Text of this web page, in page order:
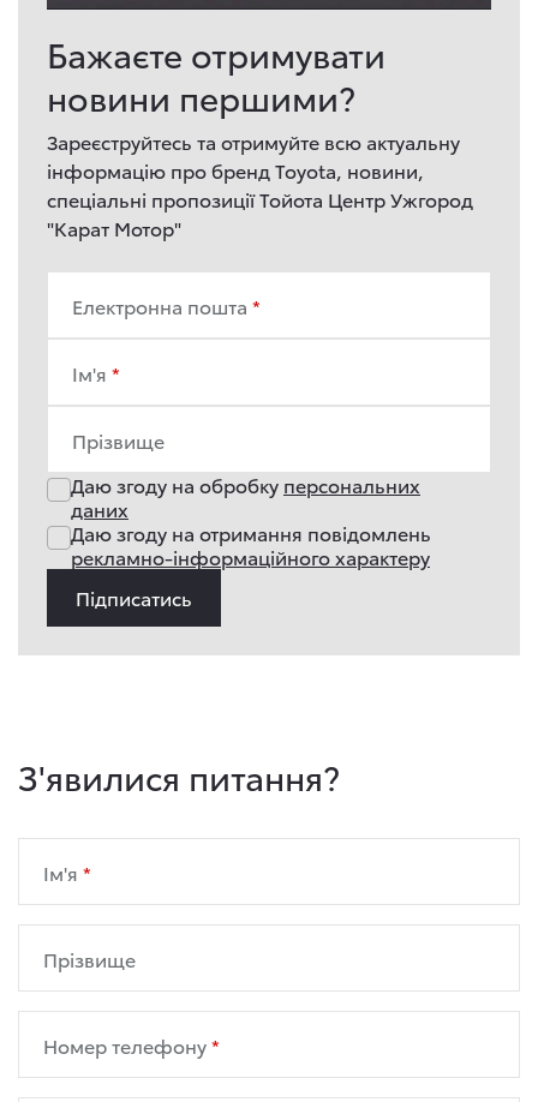
Бажаєте отримувати
новини першими?
Зареєструйтесь та отримуйте всю актуальну
інформацію про бренд Toyota, новини,
спеціальні пропозиції Тойота Центр Ужгород
"Карат Мотор"
Електронна пошта
Ім'я
Прізвище
Даю згоду на обробку персональних
даних
Даю згоду на отримання повідомлень
рекламно-інформаційного характеру
Підписатись
З'явилися питання?
Ім'я
Прізвище
Номер телефону